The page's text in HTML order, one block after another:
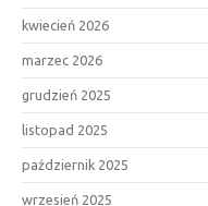
kwiecień 2026
marzec 2026
grudzień 2025
listopad 2025
październik 2025
wrzesień 2025